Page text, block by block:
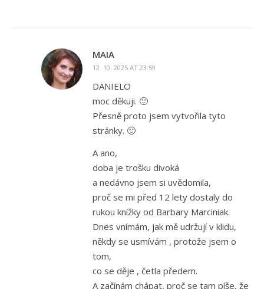
MAIA
12. 10. 2025 AT 23:59
DANIELO
moc děkuji. 🙂
Přesně proto jsem vytvořila tyto
stránky. 🙂
A ano,
doba je trošku divoká
a nedávno jsem si uvědomila,
proč se mi před 12 lety dostaly do
rukou knížky od Barbary Marciniak.
Dnes vnímám, jak mě udržují v klidu,
někdy se usmívám , protože jsem o
tom,
co se děje , četla předem.
A začínám chápat, proč se tam píše, že